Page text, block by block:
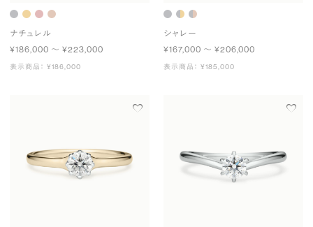
ナチュレル
¥186,000 〜 ¥223,000
表示商品： ¥186,000
シャレー
¥167,000 〜 ¥206,000
表示商品： ¥185,000